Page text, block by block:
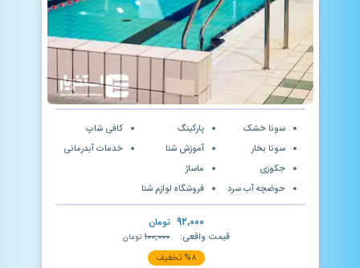
سونا خشک
سونا بخار
جکوزی
حوضچه آب سرد
پارکینگ
آموزش شنا
ماساژ
فروشگاه لوازم شنا
کافی شاپ
خدمات آبدرمانی
۹۲,۰۰۰ تومان
قیمت واقعی: ۱۰۰,۰۰۰ تومان
%۸ تخفیف